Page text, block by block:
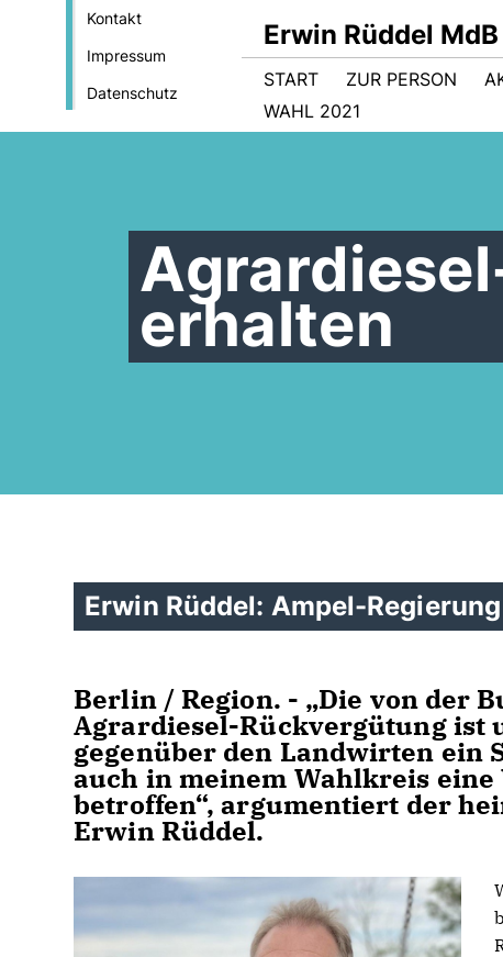
Kontakt
Impressum
Datenschutz
Erwin Rüddel MdB
START ZUR PERSON
WAHL 2021
erhalten
Erwin Rüddel: Ampel-
Berlin / Region. - „Die von der
Agrardiesel-Rückvergütung ist
gegenüber den Landwirten ein
auch in meinem Wahlkreis
betroffen“, argumentiert der
Erwin Rüddel.